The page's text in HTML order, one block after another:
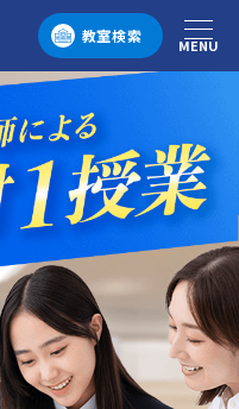
教室検索
メニュー
MENU